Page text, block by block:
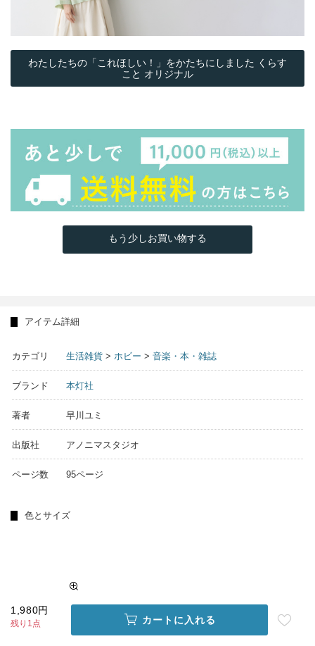
わたしたちの「これほしい！」をかたちにしました くらす
こと オリジナル
もう少しお買い物する
アイテム詳細
カテゴリ 生活雑貨 > ホビー > 音楽・本・雑誌
ブランド 本灯社
著者 早川ユミ
出版社 アノニマスタジオ
ページ数 95ページ
色とサイズ
1,980円
残り1点 カートに入れる